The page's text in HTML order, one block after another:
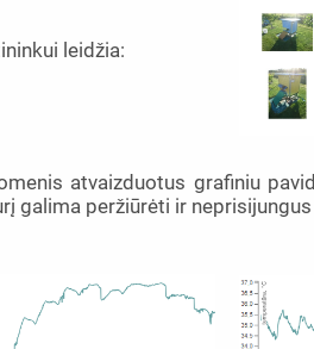
leidžia:
atvaizduotus grafiniu
galima peržiūrėti ir